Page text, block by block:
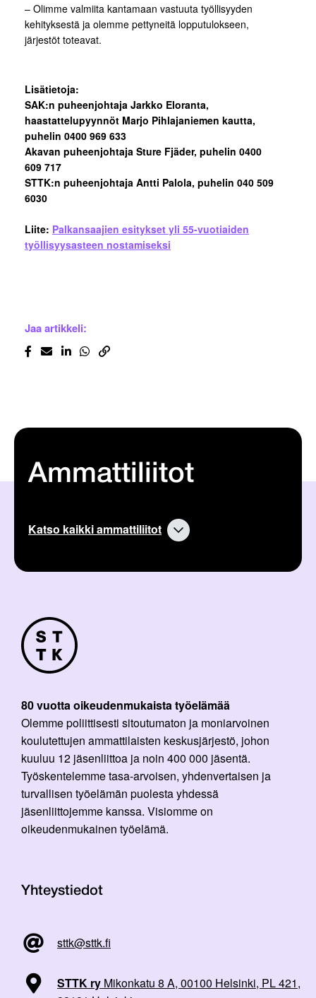
– Olimme valmiita kantamaan vastuuta työllisyyden
kehityksestä ja olemme pettyneitä lopputulokseen,
järjestöt toteavat.
Lisätietoja:
SAK:n puheenjohtaja Jarkko Eloranta,
haastattelupyynnöt Marjo Pihlajaniemen kautta,
puhelin 0400 969 633
Akavan puheenjohtaja Sture Fjäder, puhelin 0400
609 717
STTK:n puheenjohtaja Antti Palola, puhelin 040 509
6030
Liite: Palkansaajien esitykset yli 55-vuotiaiden
työllisyysasteen nostamiseksi
Jaa artikkeli:
Ammattiliitot
Katso kaikki ammattiliitot
80 vuotta oikeudenmukaista työelämää
Olemme poliittisesti sitoutumaton ja moniarvoinen
koulutettujen ammattilaisten keskusjärjestö, johon
kuuluu 12 jäsenliittoa ja noin 400 000 jäsentä.
Työskentelemme tasa-arvoisen, yhdenvertaisen ja
turvallisen työelämän puolesta yhdessä
jäsenliittojemme kanssa. Visiomme on
oikeudenmukainen työelämä.
Yhteystiedot
sttk@sttk.fi
STTK ry Mikonkatu 8 A, 00100 Helsinki, PL 421,